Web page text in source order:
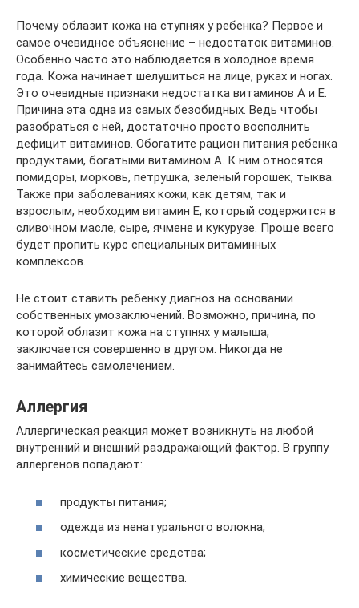
Почему облазит кожа на ступнях у ребенка? Первое и
самое очевидное объяснение – недостаток витаминов.
Особенно часто это наблюдается в холодное время
года. Кожа начинает шелушиться на лице, руках и ногах.
Это очевидные признаки недостатка витаминов А и Е.
Причина эта одна из самых безобидных. Ведь чтобы
разобраться с ней, достаточно просто восполнить
дефицит витаминов. Обогатите рацион питания ребенка
продуктами, богатыми витамином А. К ним относятся
помидоры, морковь, петрушка, зеленый горошек, тыква.
Также при заболеваниях кожи, как детям, так и
взрослым, необходим витамин Е, который содержится в
сливочном масле, сыре, ячмене и кукурузе. Проще всего
будет пропить курс специальных витаминных
комплексов.
Не стоит ставить ребенку диагноз на основании
собственных умозаключений. Возможно, причина, по
которой облазит кожа на ступнях у малыша,
заключается совершенно в другом. Никогда не
занимайтесь самолечением.
Аллергия
Аллергическая реакция может возникнуть на любой
внутренний и внешний раздражающий фактор. В группу
аллергенов попадают:
продукты питания;
одежда из ненатурального волокна;
косметические средства;
химические вещества.